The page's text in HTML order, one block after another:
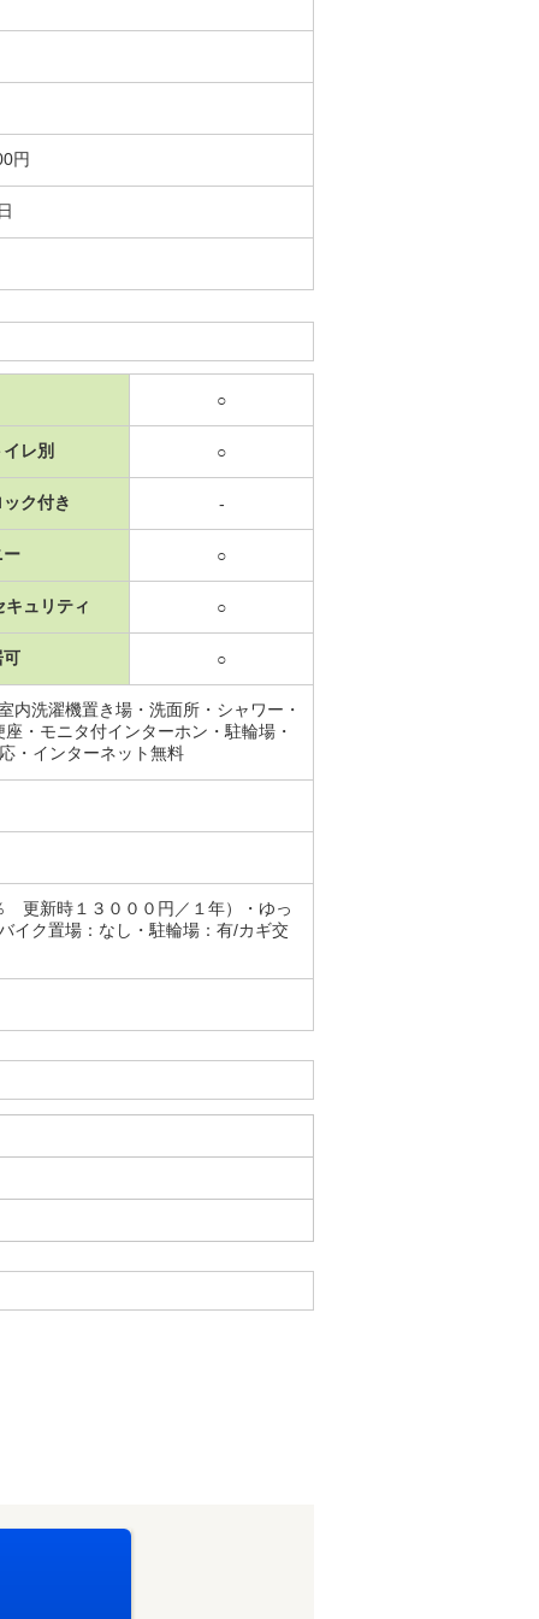
円
○
レ別 ○
ク付き -
ー ○
キュリティ ○
可 ○
内洗濯機置き場・洗面所・シャワー・
・モニタ付インターホン・駐輪場・
・インターネット無料
更新時１３０００円／１年）・ゆっ
イク置場：なし・駐輪場：有/カギ交